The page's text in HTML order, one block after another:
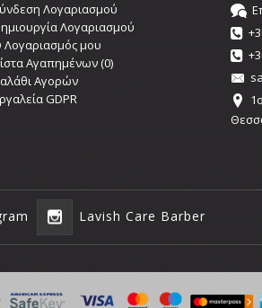
Λογαριασμού
Λογαριασμού
Λογαριασμός μου
Αγαπημένων (0)
Αγορών
GDPR
Lavish Care Barber